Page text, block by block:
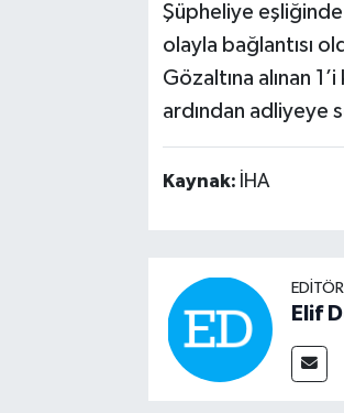
Şüpheliye
olayla bağlantısı
Gözaltına alınan
ardından adliyeye
Kaynak: İHA
EDITÖR
Elif